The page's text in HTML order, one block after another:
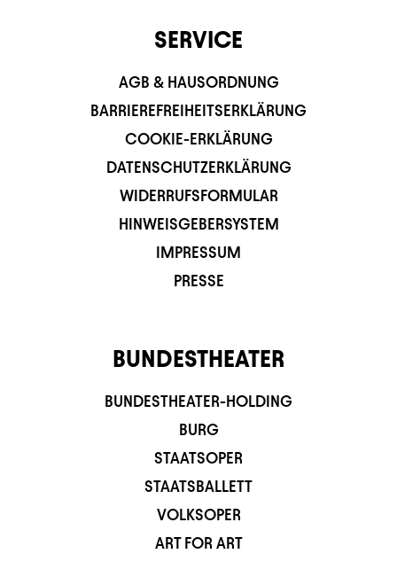
SERVICE
AGB & HAUSORDNUNG
BARRIEREFREIHEITSERKLÄRUNG
COOKIE-ERKLÄRUNG
DATENSCHUTZERKLÄRUNG
WIDERRUFSFORMULAR
HINWEISGEBERSYSTEM
IMPRESSUM
PRESSE
BUNDESTHEATER
BUNDESTHEATER-HOLDING
BURG
STAATSOPER
STAATSBALLETT
VOLKSOPER
ART FOR ART